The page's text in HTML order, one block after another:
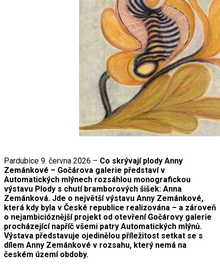
Pardubice 9. června 2026 – Co skrývají plody Anny
Zemánkové – Gočárova galerie představí v
Automatických mlýnech rozsáhlou monografickou
výstavu Plody s chutí bramborových šišek: Anna
Zemánková. Jde o největší výstavu Anny Zemánkové,
která kdy byla v České republice realizována – a zároveň
o nejambicióznější projekt od otevření Gočárovy galerie
procházející napříč všemi patry Automatických mlýnů.
Výstava představuje ojedinělou příležitost setkat se s
dílem Anny Zemánkové v rozsahu, který nemá na
českém území obdoby.